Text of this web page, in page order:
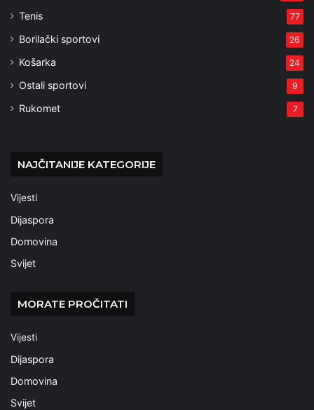
Tenis 77
Borilački sportovi 26
Košarka 24
Ostali sportovi 9
Rukomet 7
NAJČITANIJE KATEGORIJE
Vijesti
Dijaspora
Domovina
Svijet
MORATE PROČITATI
Vijesti
Dijaspora
Domovina
Svijet